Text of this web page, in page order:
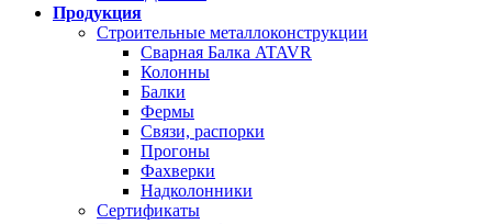
Продукция
Строительные металлоконструкции
Сварная Балка ATAVR
Колонны
Балки
Фермы
Связи, распорки
Прогоны
Фахверки
Надколонники
Сертификаты